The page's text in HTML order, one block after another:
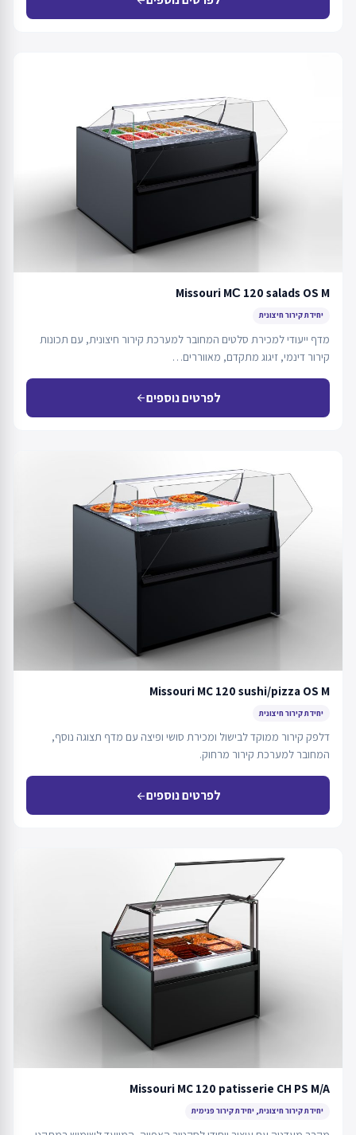
Missouri MС 120 salads OS M
יחידת קירור חיצונית
מדף ייעודי למכירת סלטים המחובר למערכת קירור חיצונית, עם תכונות
קירור דינמי, זיגוג מתקדם, מאווררים…
לפרטים נוספיםarrow_back
Missouri MC 120 sushi/pizza OS M
יחידת קירור חיצונית
דלפק קירור ממוקד לבישול ומכירת סושי ופיצה עם מדף תצוגה נוסף,
המחובר למערכת קירור מרחוק.
לפרטים נוספיםarrow_back
Missouri MC 120 patisserie CH PS M/A
יחידת קירור חיצונית, יחידת קירור פנימית